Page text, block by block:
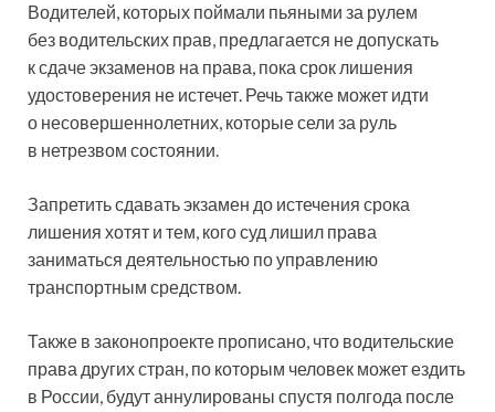
Водителей, которых поймали пьяными за рулем
без водительских прав, предлагается не допускать
к сдаче экзаменов на права, пока срок лишения
удостоверения не истечет. Речь также может идти
о несовершеннолетних, которые сели за руль
в нетрезвом состоянии.
Запретить сдавать экзамен до истечения срока
лишения хотят и тем, кого суд лишил права
заниматься деятельностью по управлению
транспортным средством.
Также в законопроекте прописано, что водительские
права других стран, по которым человек может ездить
в России, будут аннулированы спустя полгода после